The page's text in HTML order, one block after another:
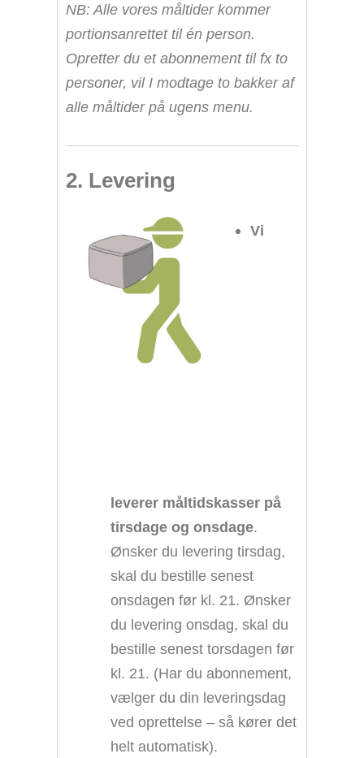
NB: Alle vores måltider kommer
portionsanrettet til én person.
Opretter du et abonnement til fx to
personer, vil I modtage to bakker af
alle måltider på ugens menu.
2. Levering
Vi
leverer måltidskasser på
tirsdage og onsdage.
Ønsker du levering tirsdag,
skal du bestille senest
onsdagen før kl. 21. Ønsker
du levering onsdag, skal du
bestille senest torsdagen før
kl. 21. (Har du abonnement,
vælger du din leveringsdag
ved oprettelse – så kører det
helt automatisk).